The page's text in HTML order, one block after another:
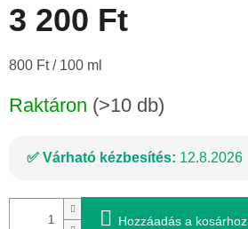
3 200 Ft
Egységár:
800 Ft / 100 ml
Raktáron (>10 db)
Várható kézbesítés: 12.8.2026
Hozzáadás a kosárhoz